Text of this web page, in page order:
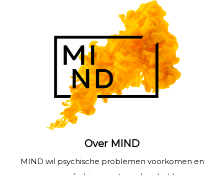
Over MIND
MIND wil psychische problemen voorkomen en